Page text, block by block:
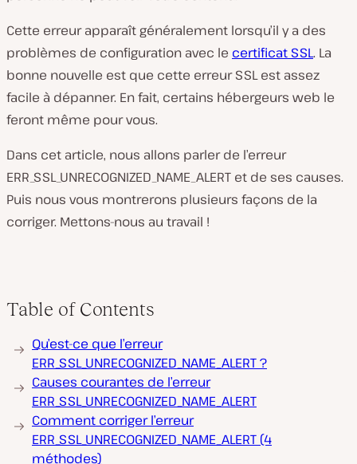
Cette erreur apparaît généralement lorsqu’il y a des
problèmes de configuration avec le certificat SSL. La
bonne nouvelle est que cette erreur SSL est assez
facile à dépanner. En fait, certains hébergeurs web le
feront même pour vous.
Dans cet article, nous allons parler de l’erreur
ERR_SSL_UNRECOGNIZED_NAME_ALERT et de ses causes.
Puis nous vous montrerons plusieurs façons de la
corriger. Mettons-nous au travail !
Table of Contents
Qu’est-ce que l’erreur
ERR_SSL_UNRECOGNIZED_NAME_ALERT ?
Causes courantes de l’erreur
ERR_SSL_UNRECOGNIZED_NAME_ALERT
Comment corriger l’erreur
ERR_SSL_UNRECOGNIZED_NAME_ALERT (4
méthodes)